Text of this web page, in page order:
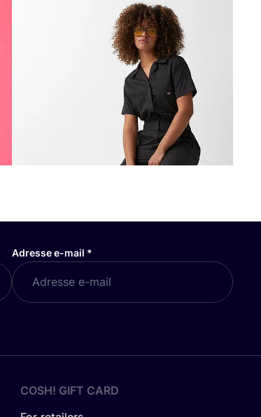
Adresse e-mail *
COSH! GIFT CARD